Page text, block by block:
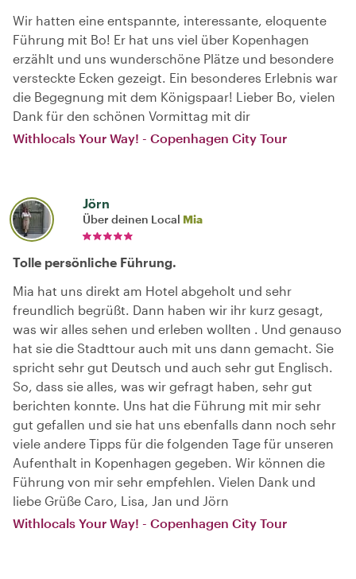
Wir hatten eine entspannte, interessante, eloquente
Führung mit Bo! Er hat uns viel über Kopenhagen
erzählt und uns wunderschöne Plätze und besondere
versteckte Ecken gezeigt. Ein besonderes Erlebnis war
die Begegnung mit dem Königspaar! Lieber Bo, vielen
Dank für den schönen Vormittag mit dir
Withlocals Your Way! - Copenhagen City Tour
Jörn
Über deinen Local Mia
Tolle persönliche Führung.
Mia hat uns direkt am Hotel abgeholt und sehr
freundlich begrüßt. Dann haben wir ihr kurz gesagt,
was wir alles sehen und erleben wollten . Und genauso
hat sie die Stadttour auch mit uns dann gemacht. Sie
spricht sehr gut Deutsch und auch sehr gut Englisch.
So, dass sie alles, was wir gefragt haben, sehr gut
berichten konnte. Uns hat die Führung mit mir sehr
gut gefallen und sie hat uns ebenfalls dann noch sehr
viele andere Tipps für die folgenden Tage für unseren
Aufenthalt in Kopenhagen gegeben. Wir können die
Führung von mir sehr empfehlen. Vielen Dank und
liebe Grüße Caro, Lisa, Jan und Jörn
Withlocals Your Way! - Copenhagen City Tour